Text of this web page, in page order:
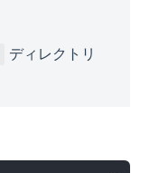
ディレクトリ